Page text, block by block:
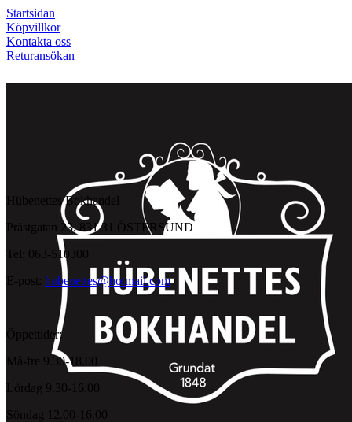
Startsidan
Köpvillkor
Kontakta oss
Returansökan
Hübenettes Bokhandel
Prästgatan 23, 831 31 ÖSTERSUND
Tel: 063-510300
E-post: hubenettes@hotmail.com
Öppettider:
Må-fre 9.30-18.00
Lördag 9.30-16.00
Söndag 12.00-16.00